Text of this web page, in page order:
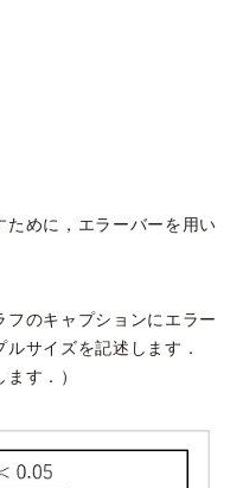
ために，エラーバーを用い
のキャプションにエラー
サイズを記述します．
す．）